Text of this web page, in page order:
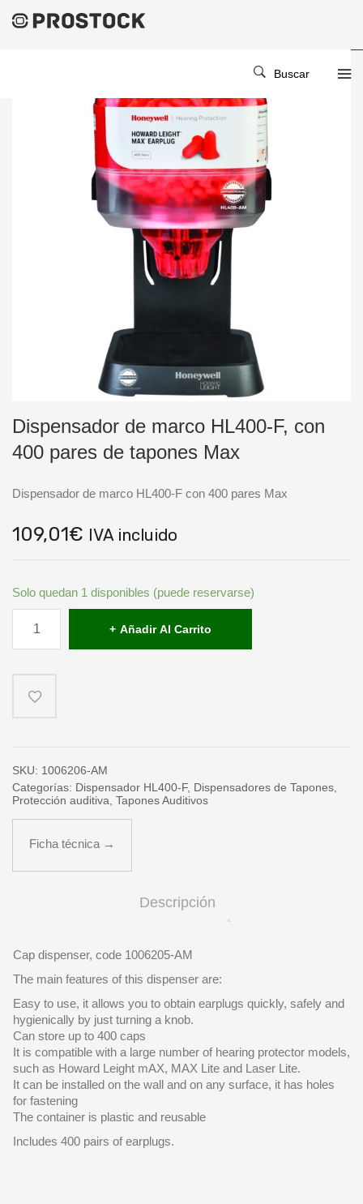
Buscar
Dispensador de marco HL400-F, con
400 pares de tapones Max
Dispensador de marco HL400-F con 400 pares Max
109,01€ IVA incluido
Solo quedan 1 disponibles (puede reservarse)
400
pares
Añadir Al Carrito
SKU: 1006206-AM
Categorías: Dispensador HL400-F, Dispensadores de Tapones
Protección auditiva Tapones Auditivos
Ficha técnica →
Descripción
Cap dispenser, code 1006205-AM
The main features of this dispenser are:
Easy to use, it allows you to obtain earplugs quickly, safely and
hygienically by just turning a knob.
Can store up to 400 caps
It is compatible with a large number of hearing protector models,
such as Howard Leight mAX, MAX Lite and Laser Lite.
It can be installed on the wall and on any surface, it has holes
for fastening
The container is plastic and reusable
Includes 400 pairs of earplugs.